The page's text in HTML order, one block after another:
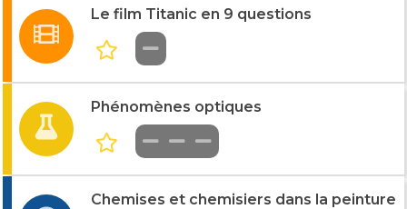
Le film Titanic en 9 questions
Phénomènes optiques
Chemises et chemisiers dans la peinture